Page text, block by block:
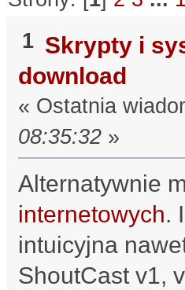
1 Skrypty i
download
« Ostatnia
08:35:32»
Alternatywnie
internetowych.
intuicyjna
ShoutCast v1,